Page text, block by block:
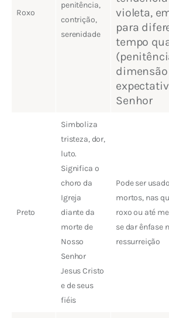
Roxo
penitência,
contrição,
serenidade
violeta,
para
tempo
Senhor
Preto
Simboliza
tristeza, dor,
luto.
Significa o
choro da
Igreja
diante da
morte de
Nosso
Senhor
Jesus Cristo
e de seus
fiéis
Pode ser
mortos, nas
roxo ou até
se dar ênfase
ressurreição